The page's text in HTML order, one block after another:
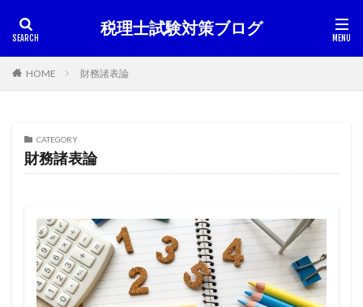
税理士試験対策ブログ
HOME 財務諸表論
CATEGORY
財務諸表論